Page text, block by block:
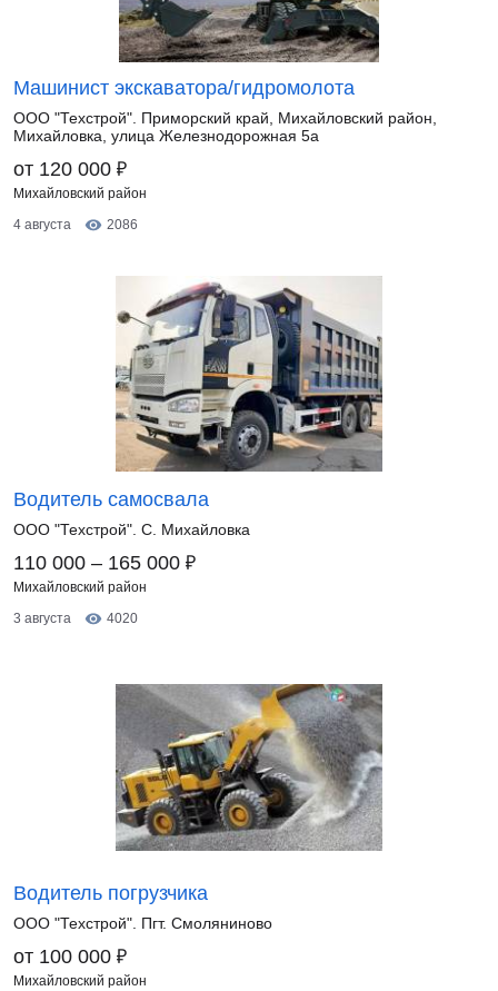
Машинист экскаватора/гидромолота
ООО "Техстрой". Приморский край, Михайловский район,
Михайловка, улица Железнодорожная 5а
от 120 000 ₽
Михайловский район
4 августа
2086
Водитель самосвала
ООО "Техстрой". С. Михайловка
110 000 – 165 000 ₽
Михайловский район
3 августа
4020
Водитель погрузчика
ООО "Техстрой". Пгт. Смоляниново
от 100 000 ₽
Михайловский район